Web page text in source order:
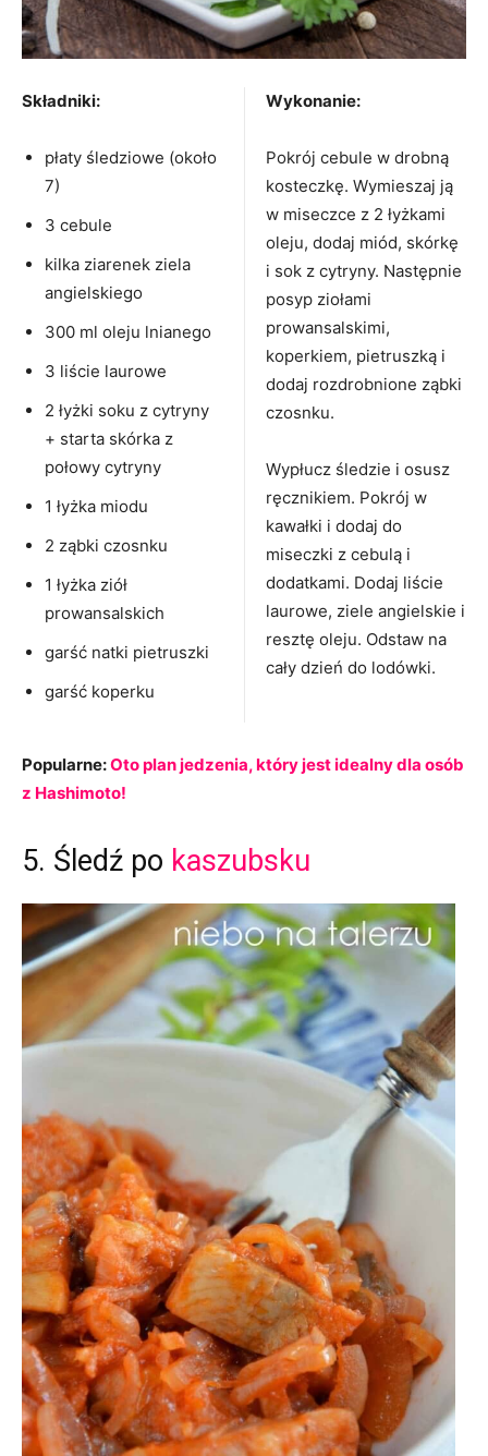
Składniki:
płaty śledziowe (około
7)
3 cebule
kilka ziarenek ziela
angielskiego
300 ml oleju lnianego
3 liście laurowe
2 łyżki soku z cytryny
+ starta skórka z
połowy cytryny
1 łyżka miodu
2 ząbki czosnku
1 łyżka ziół
prowansalskich
garść natki pietruszki
garść koperku
Wykonanie:
Pokrój cebule w drobną
kosteczkę. Wymieszaj ją
w miseczce z 2 łyżkami
oleju, dodaj miód, skórkę
i sok z cytryny. Następnie
posyp ziołami
prowansalskimi,
koperkiem, pietruszką i
dodaj rozdrobnione ząbki
czosnku.
Wypłucz śledzie i osusz
ręcznikiem. Pokrój w
kawałki i dodaj do
miseczki z cebulą i
dodatkami. Dodaj liście
laurowe, ziele angielskie i
resztę oleju. Odstaw na
cały dzień do lodówki.
Popularne:Oto plan jedzenia, który jest idealny dla osób
z Hashimoto!
5. Śledź po kaszubsku